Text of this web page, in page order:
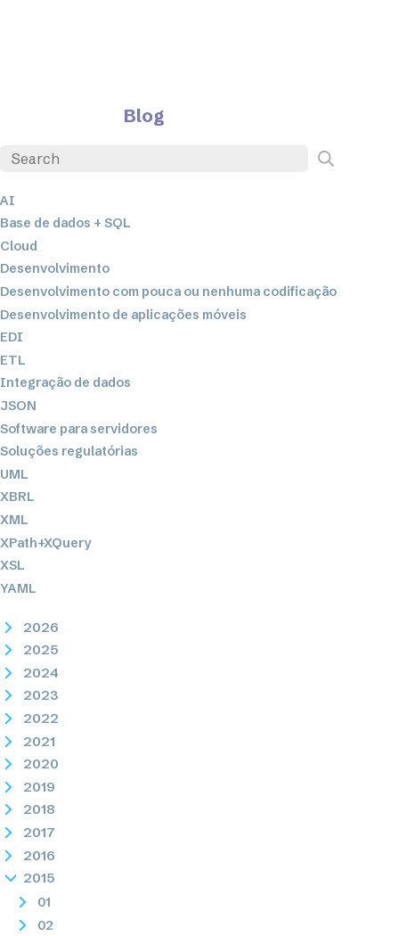
Blog
AI
Base de dados + SQL
Cloud
Desenvolvimento
Desenvolvimento com pouca ou nenhuma codificação
Desenvolvimento de aplicações móveis
EDI
ETL
Integração de dados
JSON
Software para servidores
Soluções regulatórias
UML
XBRL
XML
XPath+XQuery
XSL
YAML
2026
2025
2024
2023
2022
2021
2020
2019
2018
2017
2016
2015
01
02